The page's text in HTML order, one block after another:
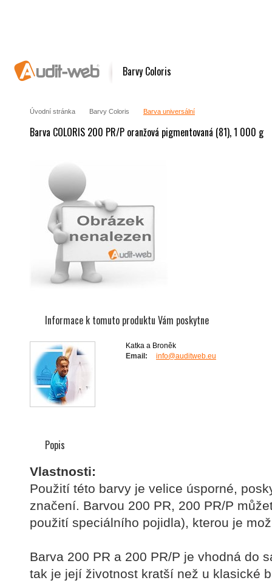
Barvy Coloris
Úvodní stránka Barvy Coloris Barva universální
Barva COLORIS 200 PR/P oranžová pigmentovaná (81), 1 000 g
Informace k tomuto produktu Vám poskytne
Katka a Broněk
info@auditweb.eu
Email:
Popis
Vlastnosti:
Použití této barvy je velice úsporné,
značení. Barvou 200 PR, 200 PR/P
použití speciálního pojidla), kterou je
Barva 200 PR a 200 PR/P je vhodná do
tak je její životnost kratší než u klasické